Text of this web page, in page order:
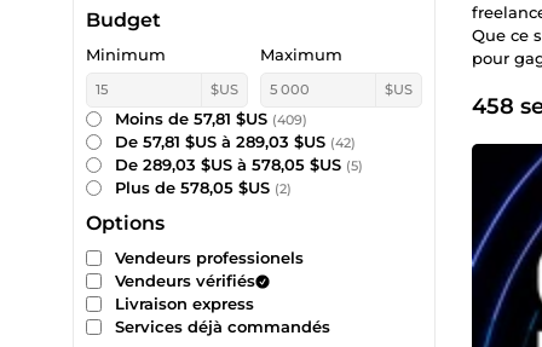
Que ce
pour
458
Budget
Minimum
$US
Maximum
$US
Moins de 57,81 $US (409)
De 57,81 $US à 289,03 $US (42)
De 289,03 $US à 578,05 $US (5)
Plus de 578,05 $US (2)
Options
Vendeurs professionels
Vendeurs vérifiés
Livraison express
Services déjà commandés